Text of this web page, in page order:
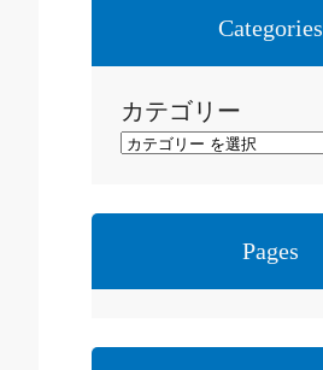
Categories
カテゴリー
Pages